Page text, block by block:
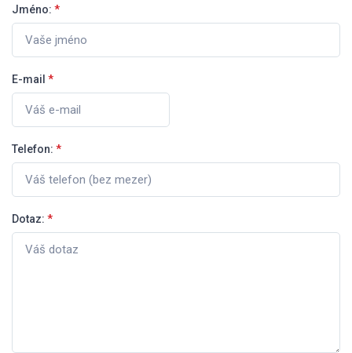
Jméno: *
E-mail *
Telefon: *
Dotaz: *